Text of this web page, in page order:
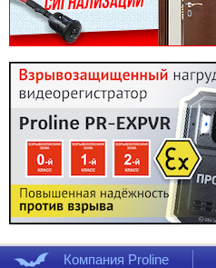
Компания Proline